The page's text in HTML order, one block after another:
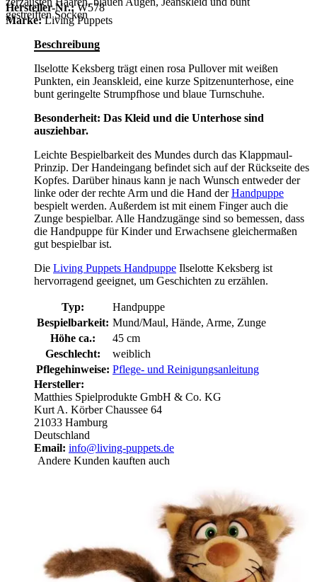
gestreiften Socken
Hersteller-Nr.: W578
Marke: Living Puppets
Beschreibung
Ilselotte Keksberg trägt einen rosa Pullover mit weißen
Punkten, ein Jeanskleid, eine kurze Spitzenunterhose, eine
bunt geringelte Strumpfhose und blaue Turnschuhe.
Besonderheit: Das Kleid und die Unterhose sind
ausziehbar.
Leichte Bespielbarkeit des Mundes durch das Klappmaul-
Prinzip. Der Handeingang befindet sich auf der Rückseite des
Kopfes. Darüber hinaus kann je nach Wunsch entweder der
linke oder der rechte Arm und die Hand derHandpuppe
bespielt werden. Außerdem ist mit einem Finger auch die
Zunge bespielbar. Alle Handzugänge sind so bemessen, dass
die Handpuppe für Kinder und Erwachsene gleichermaßen
gut bespielbar ist.
Die Living Puppets Handpuppe Ilselotte Keksberg ist
hervorragend geeignet, um Geschichten zu erzählen.
Typ:
Handpuppe
Bespielbarkeit: Mund/Maul, Hände, Arme, Zunge
Höhe ca.:
45 cm
Geschlecht:
weiblich
Pflegehinweise: Pflege- und Reinigungsanleitung
Hersteller:
Matthies Spielprodukte GmbH & Co. KG
Kurt A. Körber Chaussee 64
21033 Hamburg
Deutschland
Email: info@living-puppets.de
Andere Kunden kauften auch